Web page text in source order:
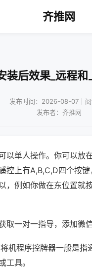
齐推网
装后效果_远程
发布时间：2026-08-07｜
发布者：齐推网
以单人操作。你可以放
控上有A,B,C,D四个按
，例如你做在东位置就
取一对一指导，添加微
机程序控牌器一般是
工具。